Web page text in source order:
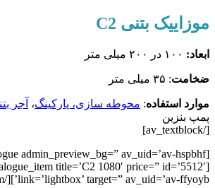
موزاییک بتنی C2
ابعاد:
ضخامت: ۳۵ میلی متر
موارد استفاده: محوطه سازی، پارکینگ، آجر
پمپ بنزین
[/av_textblock]
[av_catalogue admin_preview_bg=” av_uid=’av-hspbhf’]
title=’C2 1080′ price=” id=’5512′
link=’lightbox’ target=” av_uid=’av-ffyoyb’][/av_catalogue_item]